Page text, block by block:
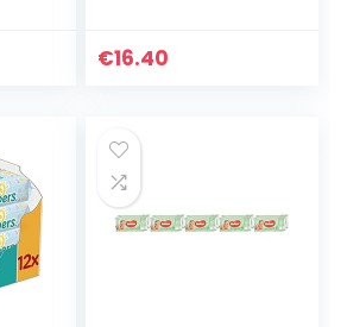
€16.40